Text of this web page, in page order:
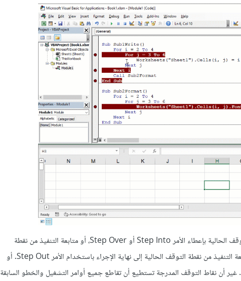
يمكن إعطاء الأمر بمتابعة تنفيذ خطوة واحدة في VBA فقط بدءًا من نقطة التوقف الحالية بإعطاء الأمر Step Into أو Step Over، أو متابعة التنفيذ من نقطة
التوقف الحالية حتى مكان المؤشر باستخدام الأمر Run To Cursor، أو متابعة التنفيذ من نقطة التوقف الحالية إلى نهاية الإجراء باستخدام الأمر Step Out. أو
تحديد الخطوة التالية بإعطاء الأمر Set Next Statement ثم نقر الزر Run. غير أن نقاط التوقف المدرجة تستطيع أن تقاطع جميع أوامر التشغيل والخطو السابقة